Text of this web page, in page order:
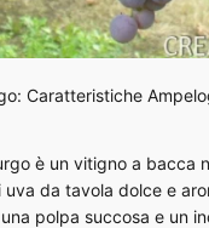
Caratteristiche
è un vitigno a bacca
uva da tavola dolce e
polpa succosa e un